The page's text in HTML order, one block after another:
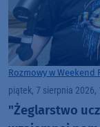
Rozmowy w Weekend
piątek, 7 sierpnia 2026,
"Żeglarstwo